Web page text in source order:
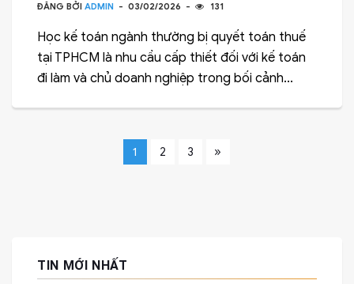
ĐĂNG BỞI ADMIN 03/02/2026 131
Học kế toán ngành thường bị quyết toán thuế
tại TPHCM là nhu cầu cấp thiết đối với kế toán
đi làm và chủ doanh nghiệp trong bối cảnh...
1 2 3 »
TIN MỚI NHẤT